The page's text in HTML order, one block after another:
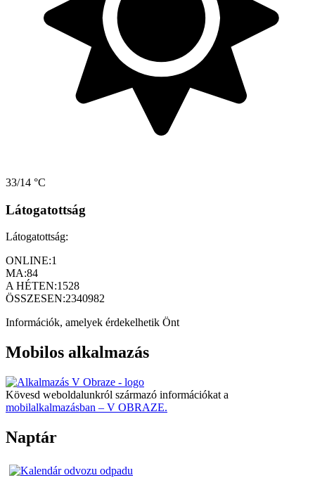
33/14 °C
Látogatottság
Látogatottság:
ONLINE:1
MA:84
A HÉTEN:1528
ÖSSZESEN:2340982
Információk, amelyek érdekelhetik Önt
Mobilos alkalmazás
Kövesd weboldalunkról származó információkat a
mobilalkalmazásban – V OBRAZE.
Naptár